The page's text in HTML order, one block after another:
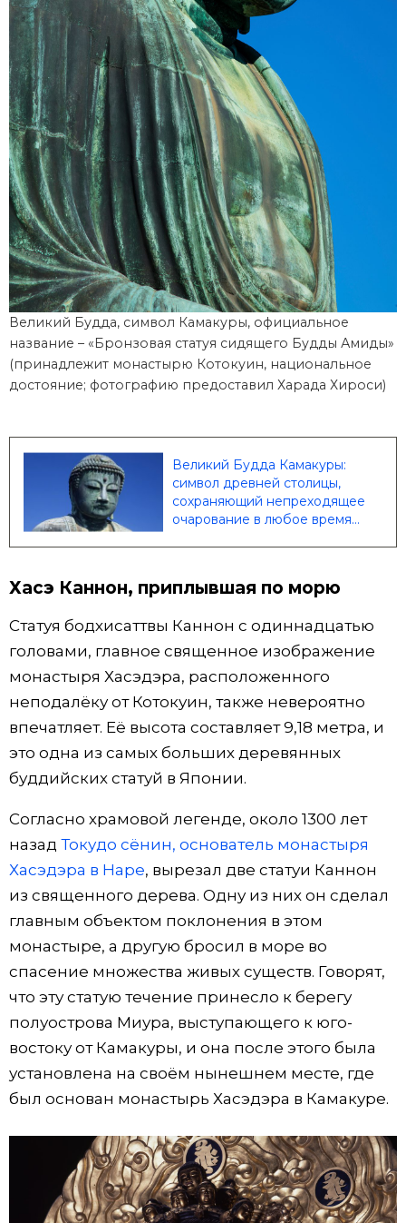
Великий Будда, символ Камакуры, официальное
название – «Бронзовая статуя сидящего Будды Амиды»
(принадлежит монастырю Котокуин, национальное
достояние; фотографию предоставил Харада Хироси)
Великий Будда Камакуры:
символ древней столицы,
сохраняющий непреходящее
очарование в любое время
Хасэ Каннон, приплывшая по морю
Статуя бодхисаттвы Каннон с одиннадцатью
головами, главное священное изображение
монастыря Хасэдэра, расположенного
неподалёку от Котокуин, также невероятно
впечатляет. Её высота составляет 9,18 метра, и
это одна из самых больших деревянных
буддийских статуй в Японии.
Согласно храмовой легенде, около 1300 лет
назад Токудо сёнин, основатель монастыря
Хасэдэра в Наре, вырезал две статуи Каннон
из священного дерева. Одну из них он сделал
главным объектом поклонения в этом
монастыре, а другую бросил в море во
спасение множества живых существ. Говорят,
что эту статую течение принесло к берегу
полуострова Миура, выступающего к юго-
востоку от Камакуры, и она после этого была
установлена ​​на своём нынешнем месте, где
был основан монастырь Хасэдэра в Камакуре.